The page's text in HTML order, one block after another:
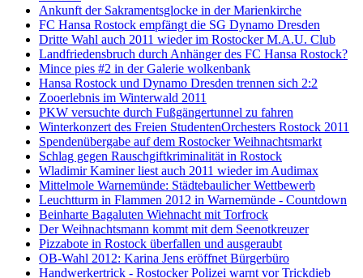
Ankunft der Sakramentsglocke in der Marienkirche
FC Hansa Rostock empfängt die SG Dynamo Dresden
Dritte Wahl auch 2011 wieder im Rostocker M.A.U. Club
Landfriedensbruch durch Anhänger des FC Hansa Rostock?
Mince pies #2 in der Galerie wolkenbank
Hansa Rostock und Dynamo Dresden trennen sich 2:2
Zooerlebnis im Winterwald 2011
PKW versuchte durch Fußgängertunnel zu fahren
Winterkonzert des Freien StudentenOrchesters Rostock 2011
Spendenübergabe auf dem Rostocker Weihnachtsmarkt
Schlag gegen Rauschgiftkriminalität in Rostock
Wladimir Kaminer liest auch 2011 wieder im Audimax
Mittelmole Warnemünde: Städtebaulicher Wettbewerb
Leuchtturm in Flammen 2012 in Warnemünde - Countdown
Beinharte Bagaluten Wiehnacht mit Torfrock
Der Weihnachtsmann kommt mit dem Seenotkreuzer
Pizzabote in Rostock überfallen und ausgeraubt
OB-Wahl 2012: Karina Jens eröffnet Bürgerbüro
Handwerkertrick - Rostocker Polizei warnt vor Trickdieb